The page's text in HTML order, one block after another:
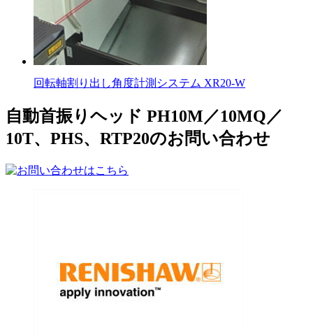
回転軸割り出し角度計測システム XR20-W
自動首振りヘッド PH10M／10MQ／
10T、PHS、RTP20のお問い合わせ